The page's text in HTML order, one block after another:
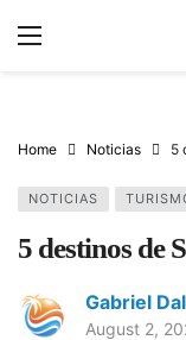
Home Noticias 5
NOTICIAS
5 destinos de
Gabriel
August 2,